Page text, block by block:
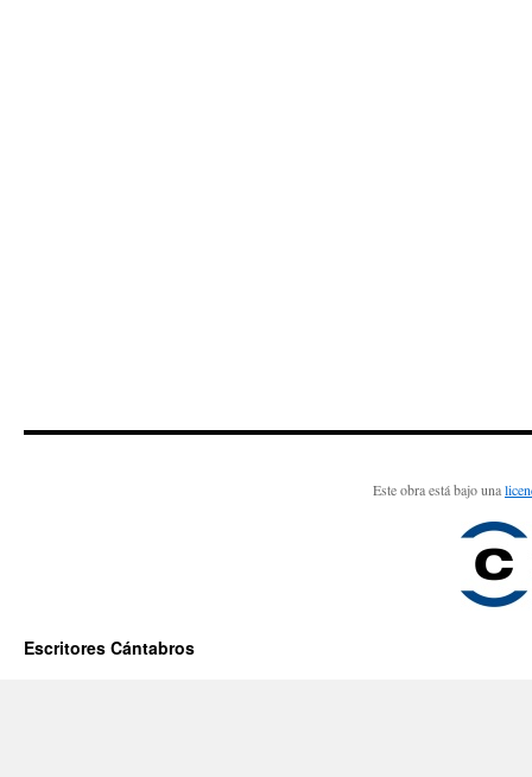
Este obra está bajo una
Escritores Cántabros